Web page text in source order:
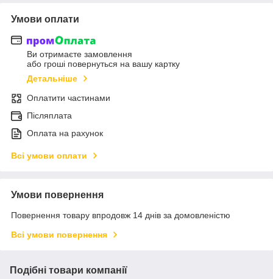
Умови оплати
Ви отримаєте замовлення
або гроші повернуться на вашу картку
Детальніше
Оплатити частинами
Післяплата
Оплата на рахунок
Всі умови оплати
Умови повернення
Повернення товару впродовж 14 днів за домовленістю
Всі умови повернення
Подібні товари компанії